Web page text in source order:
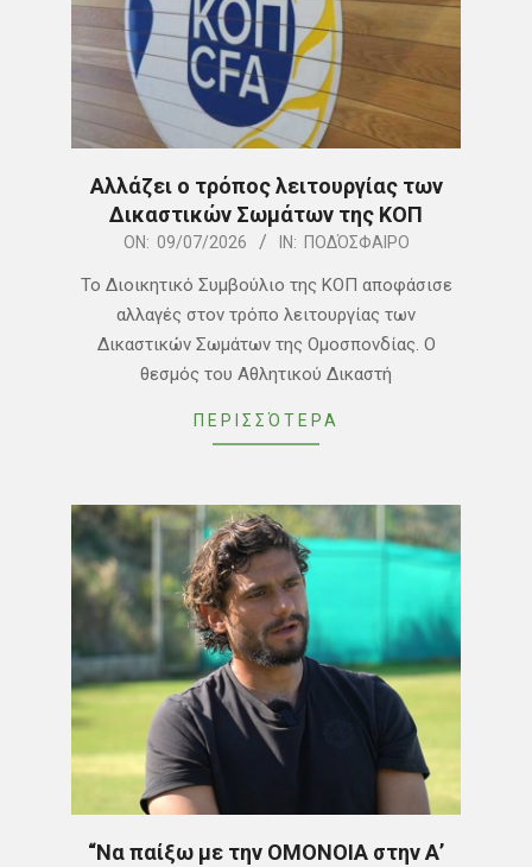
Αλλάζει ο τρόπος λειτουργίας των
Δικαστικών Σωμάτων της ΚΟΠ
ON: 09/07/2026 IN: ΠΟΔΌΣΦΑΙΡΟ
Το Διοικητικό Συμβούλιο της ΚΟΠ αποφάσισε
αλλαγές στον τρόπο λειτουργίας των
Δικαστικών Σωμάτων της Ομοσπονδίας. Ο
θεσμός του Αθλητικού Δικαστή
ΠΕΡΙΣΣΌΤΕΡΑ
“Να παίξω με την ΟΜΟΝΟΙΑ στην Α’